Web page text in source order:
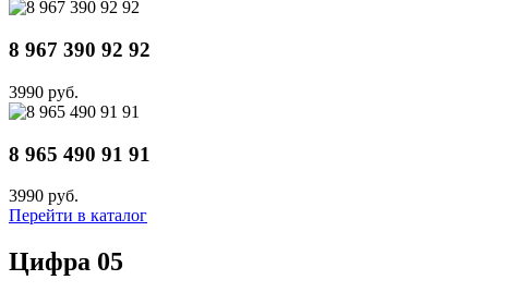
8 967 390 92 92
3990 руб.
8 965 490 91 91
3990 руб.
Перейти в каталог
Цифра 05